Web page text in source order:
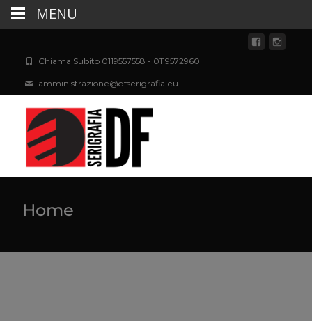
Chiama Subito 0119557558 - 0119572960
amministrazione@dfserigrafia.eu
Home
MENU